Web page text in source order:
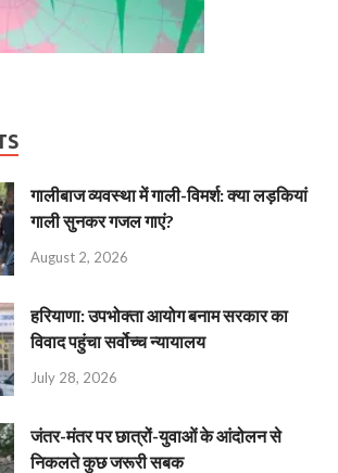
गालीबाज व्‍यवस्‍था में गाली-विमर्श: क्या लड़कियां
गाली सुनकर गजल गाएं?
August 2, 2026
हरियाणा: उपभोक्ता आयोग बनाम सरकार का
विवाद पहुंचा सर्वोच्च न्यायालय
July 28, 2026
जंतर-मंतर पर छात्रों-युवाओं के आंदोलन से
निकलते कुछ जरूरी सबक